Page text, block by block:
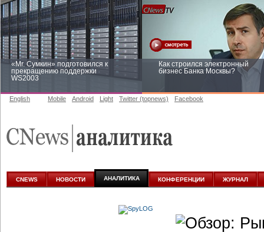
«Mr. Сумкин» подготовился к
прекращению поддержки
WS2003
Как строился электронный
бизнес Банка Москвы?
аналитике
English Mobile Android Light Twitter (topnews) Facebook
CNEWS НОВОСТИ АНАЛИТИКА КОНФЕРЕНЦИИ ЖУРНАЛ